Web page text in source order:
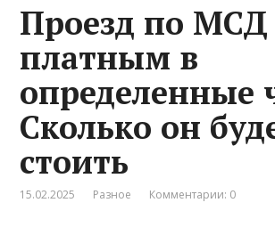
Проезд по МСД
платным в
определенные
Сколько он
стоить
15.02.2025 Разное Комментарии: 0